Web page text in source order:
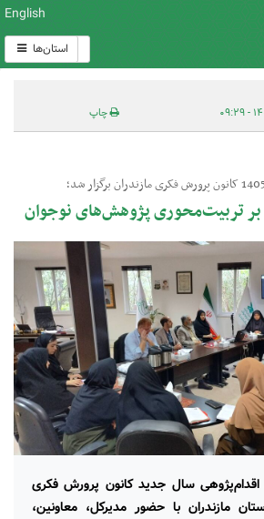
English
استان‌ها
چاپ
بر تربیت‌محوری پژوهش‌های نوجوان
سال جدید کانون پرورش فکری
مازندران با حضور مدیرکل، معاونین،